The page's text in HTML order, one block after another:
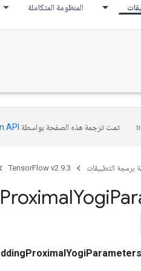
المنظومة المتكاملة
تمت ترجمة هذه الصفحة بواسطة API‏
برمجة التطبيقات TensorFlow v2.9.3
ProximalYogi